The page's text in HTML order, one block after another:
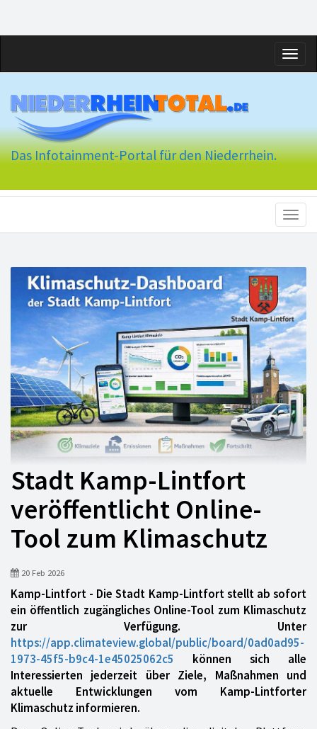
Das Infotainment-Portal für den Niederrhein.
Stadt Kamp-Lintfort
veröffentlicht Online-
Tool zum Klimaschutz
20 Feb 2026
Kamp-Lintfort - Die Stadt Kamp-Lintfort stellt ab sofort
ein öffentlich zugängliches Online-Tool zum Klimaschutz
zur Verfügung. Unter
https://app.climateview.global/public/board/0ad0ad95-
1973-45f5-b9c4-1e45025062c5 können sich alle
Interessierten jederzeit über Ziele, Maßnahmen und
aktuelle Entwicklungen vom Kamp-Lintforter
Klimaschutz informieren.